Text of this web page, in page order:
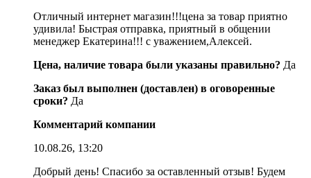
Отличный интернет магазин!!!цена за товар приятно
удивила! Быстрая отправка, приятный в общении
менеджер Екатерина!!! с уважением,Алексей.
Цена, наличие товара были указаны правильно? Да
Заказ был выполнен (доставлен) в оговоренные
сроки? Да
Комментарий компании
10.08.26, 13:20
Добрый день! Спасибо за оставленный отзыв! Будем